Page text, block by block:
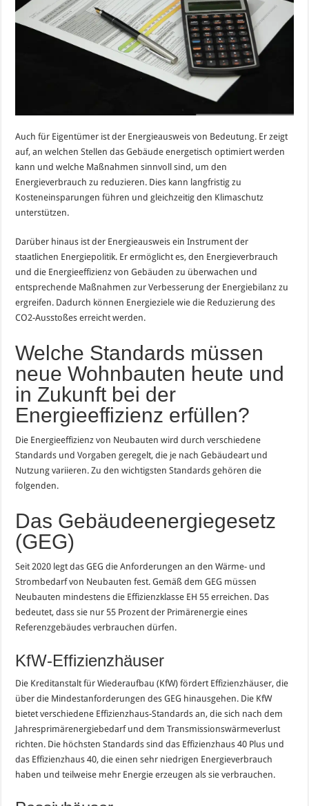
Auch für Eigentümer ist der Energieausweis von Bedeutung. Er zeigt
auf, an welchen Stellen das Gebäude energetisch optimiert werden
kann und welche Maßnahmen sinnvoll sind, um den
Energieverbrauch zu reduzieren. Dies kann langfristig zu
Kosteneinsparungen führen und gleichzeitig den Klimaschutz
unterstützen.
Darüber hinaus ist der Energieausweis ein Instrument der
staatlichen Energiepolitik. Er ermöglicht es, den Energieverbrauch
und die Energieeffizienz von Gebäuden zu überwachen und
entsprechende Maßnahmen zur Verbesserung der Energiebilanz zu
ergreifen. Dadurch können Energieziele wie die Reduzierung des
CO2-Ausstoßes erreicht werden.
Welche Standards müssen
neue Wohnbauten heute und
in Zukunft bei der
Energieeffizienz erfüllen?
Die Energieeffizienz von Neubauten wird durch verschiedene
Standards und Vorgaben geregelt, die je nach Gebäudeart und
Nutzung variieren. Zu den wichtigsten Standards gehören die
folgenden.
Das Gebäudeenergiegesetz
(GEG)
Seit 2020 legt das GEG die Anforderungen an den Wärme- und
Strombedarf von Neubauten fest. Gemäß dem GEG müssen
Neubauten mindestens die Effizienzklasse EH 55 erreichen. Das
bedeutet, dass sie nur 55 Prozent der Primärenergie eines
Referenzgebäudes verbrauchen dürfen.
KfW-Effizienzhäuser
Die Kreditanstalt für Wiederaufbau (KfW) fördert Effizienzhäuser, die
über die Mindestanforderungen des GEG hinausgehen. Die KfW
bietet verschiedene Effizienzhaus-Standards an, die sich nach dem
Jahresprimärenergiebedarf und dem Transmissionswärmeverlust
richten. Die höchsten Standards sind das Effizienzhaus 40 Plus und
das Effizienzhaus 40, die einen sehr niedrigen Energieverbrauch
haben und teilweise mehr Energie erzeugen als sie verbrauchen.